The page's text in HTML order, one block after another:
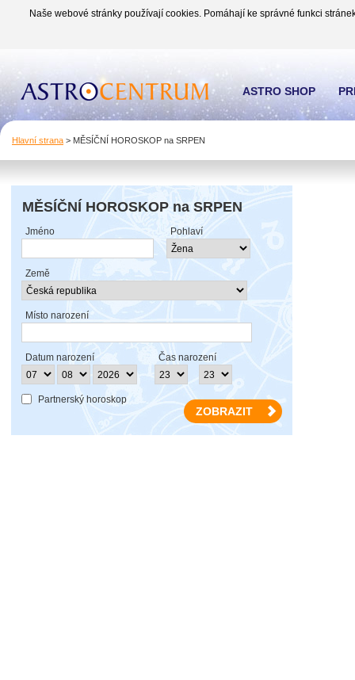
Naše webové stránky používají cookies. Pomáhají ke správné funkci
Hlavní strana > MĚSÍČNÍ HOROSKOP na SRPEN
MĚSÍČNÍ HOROSKOP na SRPEN
Jméno Pohlaví
Země
Místo narození
Datum narození Čas narození
Partnerský horoskop
ASTRO SHOP